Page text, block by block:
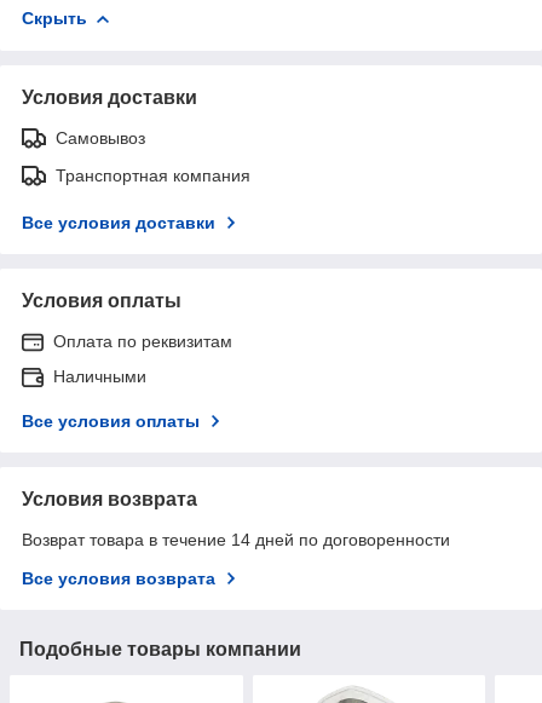
Скрыть
Условия доставки
Самовывоз
Транспортная компания
Все условия доставки
Условия оплаты
Оплата по реквизитам
Наличными
Все условия оплаты
Условия возврата
Возврат товара в течение 14 дней по договоренности
Все условия возврата
Подобные товары компании